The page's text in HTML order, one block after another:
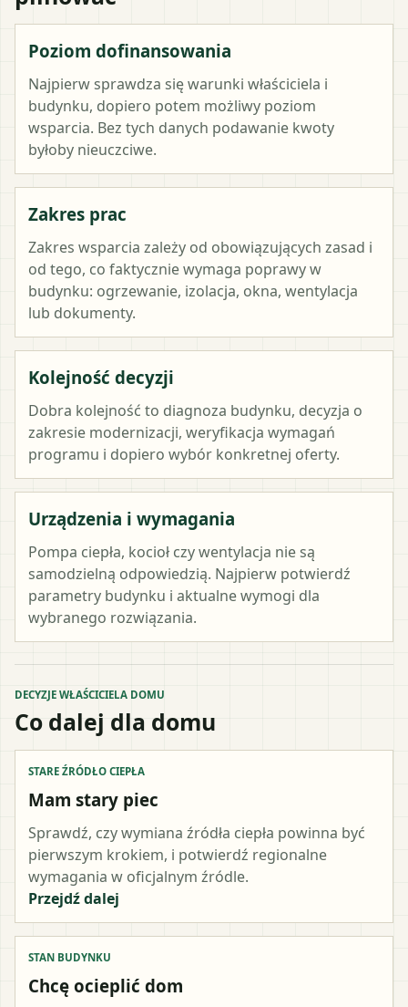
Poziom dofinansowania
Najpierw sprawdza się warunki właściciela i
budynku, dopiero potem możliwy poziom
wsparcia. Bez tych danych podawanie kwoty
byłoby nieuczciwe.
Zakres prac
Zakres wsparcia zależy od obowiązujących zasad i
od tego, co faktycznie wymaga poprawy w
budynku: ogrzewanie, izolacja, okna, wentylacja
lub dokumenty.
Kolejność decyzji
Dobra kolejność to diagnoza budynku, decyzja o
zakresie modernizacji, weryfikacja wymagań
programu i dopiero wybór konkretnej oferty.
Urządzenia i wymagania
Pompa ciepła, kocioł czy wentylacja nie są
samodzielną odpowiedzią. Najpierw potwierdź
parametry budynku i aktualne wymogi dla
wybranego rozwiązania.
DECYZJE WŁAŚCICIELA DOMU
Co dalej dla domu
STARE ŹRÓDŁO CIEPŁA
Mam stary piec
Sprawdź, czy wymiana źródła ciepła powinna być
pierwszym krokiem, i potwierdź regionalne
wymagania w oficjalnym źródle.
Przejdź dalej
STAN BUDYNKU
Chcę ocieplić dom